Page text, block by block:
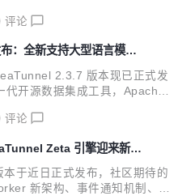
键更新内容，欢迎更多开发者
Release Note：https://gi
releases/tag/2.3.8 重点更新 J
对日志功能进行了优...
评论
：全新支持大型语言模型
2.3.7 版本现已正式发
开源数据集成工具，Apache
仅引入了如 LLM（大型语言模
化和改进，并修复了多个发现
SeaTunnel 2.3.7 版本中的
发者和用户参与到我们的开源
评论
Zeta 引擎迎来新架
于近日正式发布，社区期待的
新架构、事件通知机制、支